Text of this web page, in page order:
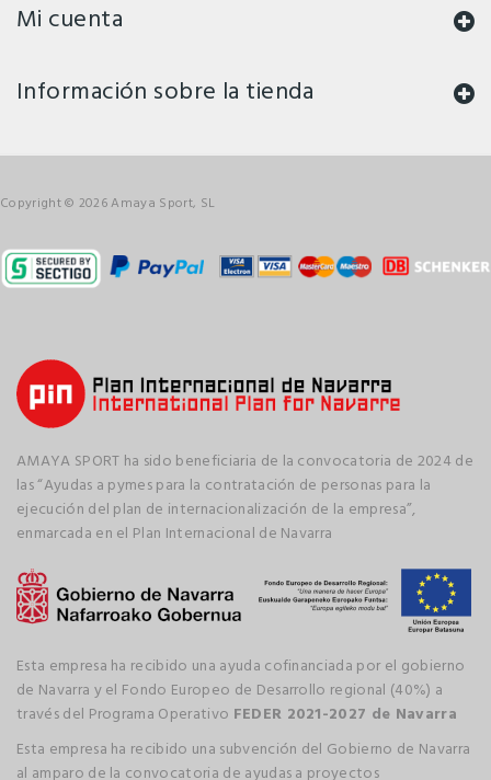
Mi cuenta
Información sobre la tienda
Copyright © 2026 Amaya Sport, SL
AMAYA SPORT ha sido beneficiaria de la convocatoria de 2024 de
las “Ayudas a pymes para la contratación de personas para la
ejecución del plan de internacionalización de la empresa”,
enmarcada en el Plan Internacional de Navarra
Esta empresa ha recibido una ayuda cofinanciada por el gobierno
de Navarra y el Fondo Europeo de Desarrollo regional (40%) a
través del Programa Operativo FEDER 2021-2027 de Navarra
Esta empresa ha recibido una subvención del Gobierno de Navarra
al amparo de la convocatoria de ayudas a proyectos